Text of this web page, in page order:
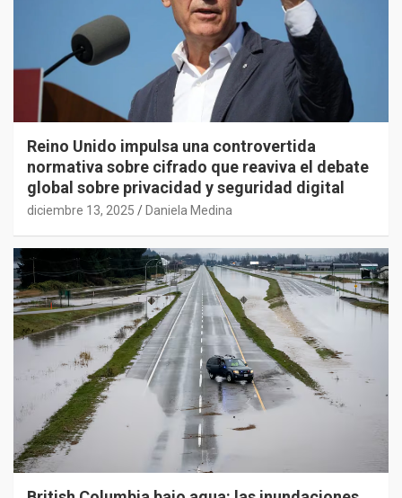
Reino Unido impulsa una controvertida
normativa sobre cifrado que reaviva el debate
global sobre privacidad y seguridad digital
diciembre 13, 2025 Daniela Medina